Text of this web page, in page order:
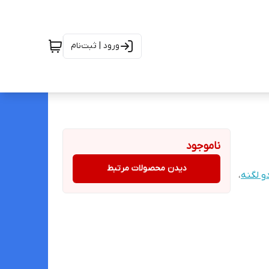
ورود | ثبت‌نام
لگنه،
ناموجود
دیدن محصولات مرتبط